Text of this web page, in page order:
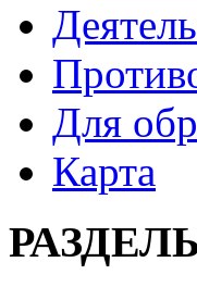
Для
Карта